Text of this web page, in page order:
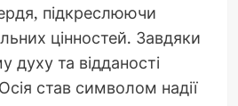
підкреслюючи
цінностей. Завдяки
духу та відданості
став символом надії